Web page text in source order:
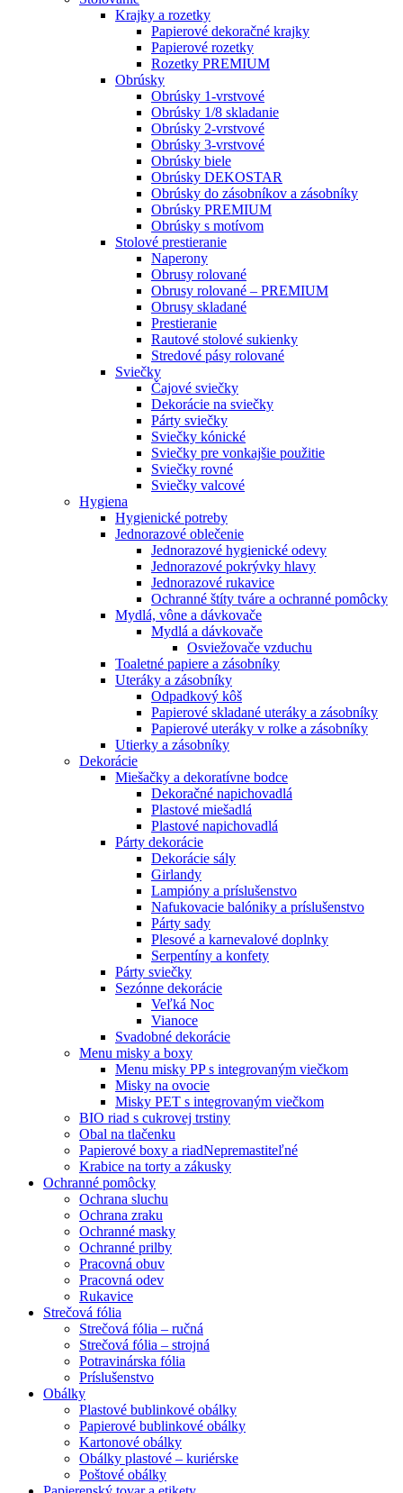
Krajky a rozetky
Papierové dekoračné krajky
Papierové rozetky
Rozetky PREMIUM
Obrúsky
Obrúsky 1-vrstvové
Obrúsky 1/8 skladanie
Obrúsky 2-vrstvové
Obrúsky 3-vrstvové
Obrúsky biele
Obrúsky DEKOSTAR
Obrúsky do zásobníkov a zásobníky
Obrúsky PREMIUM
Obrúsky s motívom
Stolové prestieranie
Naperony
Obrusy rolované
Obrusy rolované – PREMIUM
Obrusy skladané
Prestieranie
Rautové stolové sukienky
Stredové pásy rolované
Sviečky
Čajové sviečky
Dekorácie na sviečky
Párty sviečky
Sviečky kónické
Sviečky pre vonkajšie použitie
Sviečky rovné
Sviečky valcové
Hygiena
Hygienické potreby
Jednorazové oblečenie
Jednorazové hygienické odevy
Jednorazové pokrývky hlavy
Jednorazové rukavice
Ochranné štíty tváre a ochranné pomôcky
Mydlá, vône a dávkovače
Mydlá a dávkovače
Osviežovače vzduchu
Toaletné papiere a zásobníky
Uteráky a zásobníky
Odpadkový kôš
Papierové skladané uteráky a zásobníky
Papierové uteráky v rolke a zásobníky
Utierky a zásobníky
Dekorácie
Miešačky a dekoratívne bodce
Dekoračné napichovadlá
Plastové miešadlá
Plastové napichovadlá
Párty dekorácie
Dekorácie sály
Girlandy
Lampióny a príslušenstvo
Nafukovacie balóniky a príslušenstvo
Párty sady
Plesové a karnevalové doplnky
Serpentíny a konfety
Párty sviečky
Sezónne dekorácie
Veľká Noc
Vianoce
Svadobné dekorácie
Menu misky a boxy
Menu misky PP s integrovaným viečkom
Misky na ovocie
Misky PET s integrovaným viečkom
BIO riad s cukrovej trstiny
Obal na tlačenku
Papierové boxy a riadNepremastiteľné
Krabice na torty a zákusky
Ochranné pomôcky
Ochrana sluchu
Ochrana zraku
Ochranné masky
Ochranné prilby
Pracovná obuv
Pracovná odev
Rukavice
Strečová fólia
Strečová fólia – ručná
Strečová fólia – strojná
Potravinárska fólia
Príslušenstvo
Obálky
Plastové bublinkové obálky
Papierové bublinkové obálky
Kartonové obálky
Obálky plastové – kuriérske
Poštové obálky